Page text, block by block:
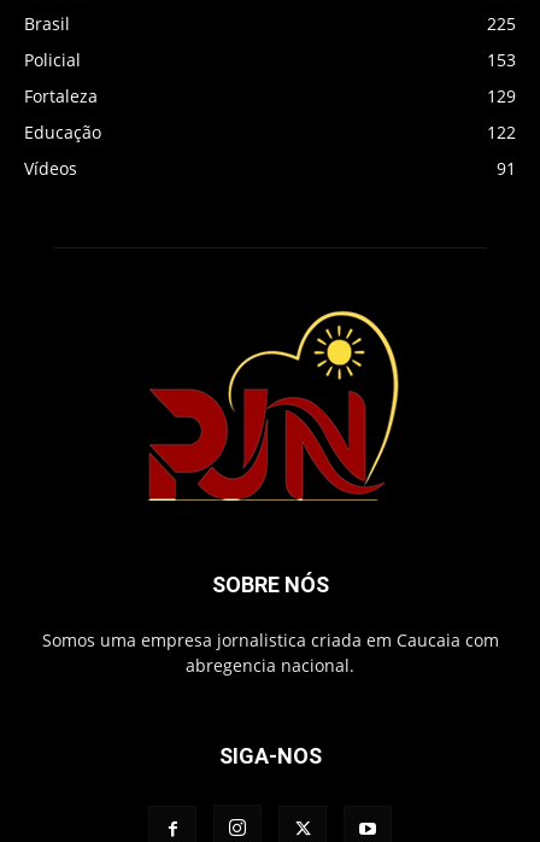
Brasil
225
Policial
153
Fortaleza
129
Educação
122
Vídeos
91
SOBRE NÓS
Somos uma empresa jornalistica criada em Caucaia com
abregencia nacional.
SIGA-NOS